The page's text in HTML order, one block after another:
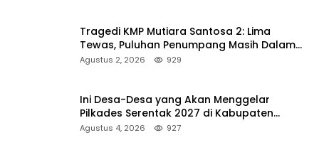
Tragedi KMP Mutiara Santosa 2: Lima
Tewas, Puluhan Penumpang Masih Dalam
Pencarian
Agustus 2, 2026 929
Ini Desa-Desa yang Akan Menggelar
Pilkades Serentak 2027 di Kabupaten
Sumenep
Agustus 4, 2026 927